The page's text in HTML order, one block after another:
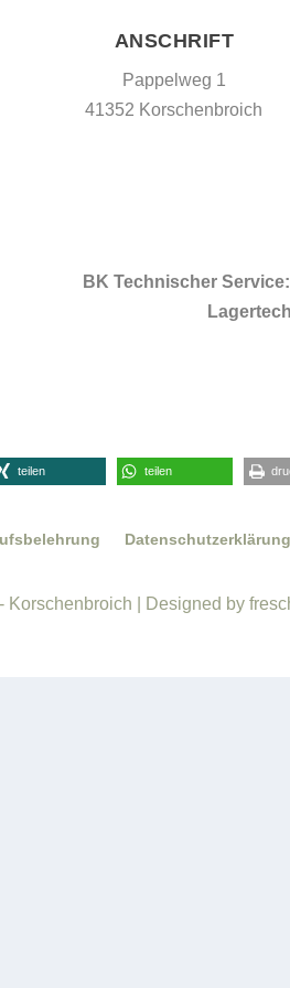
ANSCHRIFT
Pappelweg 1
41352 Korschenbroich
BK Technischer
teilen teilen
Datenschutzerklärung
Korschenbroich | Designed by